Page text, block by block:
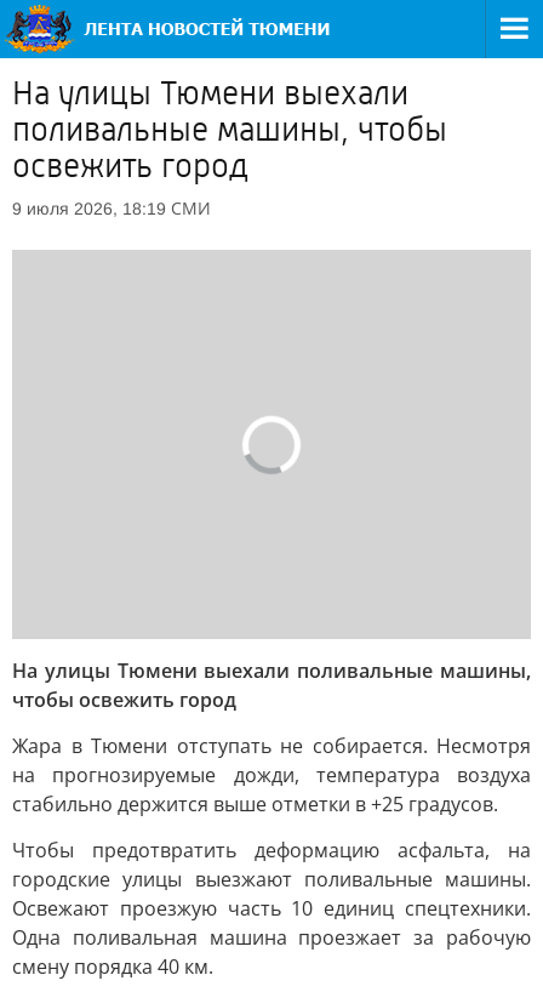
На улицы Тюмени выехали
поливальные машины, чтобы
освежить город
9 июля 2026, 18:19 СМИ
На улицы Тюмени выехали поливальные машины,
чтобы освежить город
Жара в Тюмени отступать не собирается. Несмотря
на прогнозируемые дожди, температура воздуха
стабильно держится выше отметки в +25 градусов.
Чтобы предотвратить деформацию асфальта, на
городские улицы выезжают поливальные машины.
Освежают проезжую часть 10 единиц спецтехники.
Одна поливальная машина проезжает за рабочую
смену порядка 40 км.